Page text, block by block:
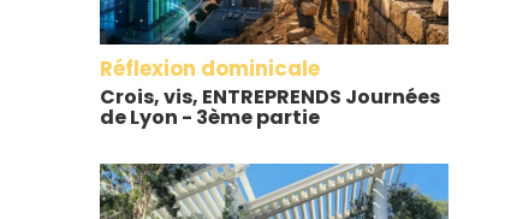
Réflexion dominicale
Crois, vis, ENTREPRENDS Journées
de Lyon - 3ème partie